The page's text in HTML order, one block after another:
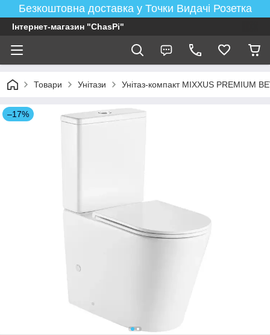
Безкоштовна доставка у Точки Видачі Розетка
Інтернет-магазин "ChasPi"
Товари Унітази Унітаз-компакт MIXXUS PREMIUM
–17%